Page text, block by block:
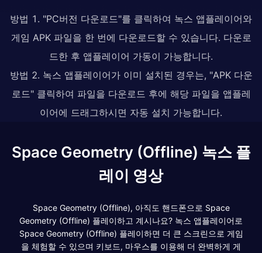
방법 1. "PC버전 다운로드"를 클릭하여 녹스 앱플레이어와
게임 APK 파일을 한 번에 다운로드할 수 있습니다. 다운로
드한 후 앱플레이어 가동이 가능합니다.
방법 2. 녹스 앱플레이어가 이미 설치된 경우는, "APK 다운
로드" 클릭하여 파일을 다운로드 후에 해당 파일을 앱플레
이어에 드래그하시면 자동 설치 가능합니다.
Space Geometry (Offline) 녹스 플
레이 영상
Space Geometry (Offline), 아직도 핸드폰으로 Space
Geometry (Offline) 플레이하고 계시나요? 녹스 앱플레이어로
Space Geometry (Offline) 플레이하면 더 큰 스크린으로 게임
을 체험할 수 있으며 키보드, 마우스를 이용해 더 완벽하게 게